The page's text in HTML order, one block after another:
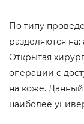
По типу
разделяются
Открытая
операции с
на коже. Данный
наиболее